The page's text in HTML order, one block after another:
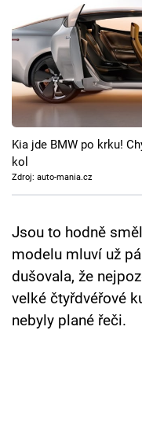
Hry
Cool Esport
Pořady
TV Program
Sledujte prima+
Přihlášení
Sledujte nás
Kia jde BMW po krku!
kol
Zdroj: auto-mania.cz
Jsou to hodně
modelu mluví už
dušovala, že
velké čtyřdvéřové
nebyly plané řeči.